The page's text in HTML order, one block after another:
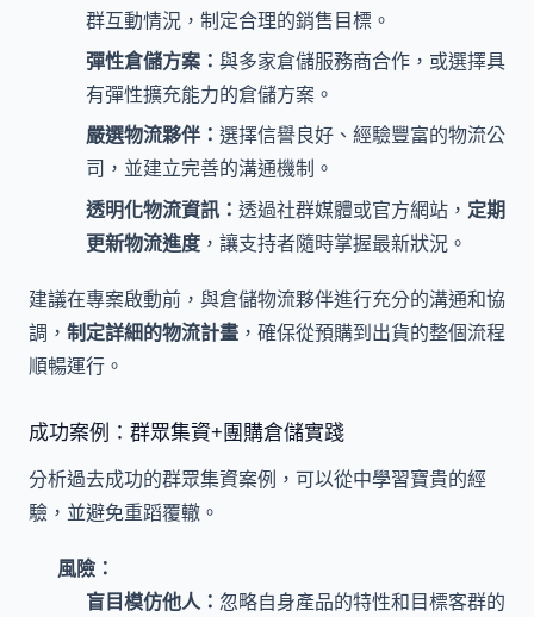
群互動情況，制定合理的銷售目標。
彈性倉儲方案： 與多家倉儲服務商合作，或選擇具
有彈性擴充能力的倉儲方案。
嚴選物流夥伴： 選擇信譽良好、經驗豐富的物流公
司，並建立完善的溝通機制。
透明化物流資訊： 透過社群媒體或官方網站， 定期
更新物流進度 ，讓支持者隨時掌握最新狀況。
建議在專案啟動前，與倉儲物流夥伴進行充分的溝通和協
調， 制定詳細的物流計畫 ，確保從預購到出貨的整個流程
順暢運行。
成功案例：群眾集資+團購倉儲實踐
分析過去成功的群眾集資案例，可以從中學習寶貴的經
驗，並避免重蹈覆轍。
風險：
盲目模仿他人： 忽略自身產品的特性和目標客群的